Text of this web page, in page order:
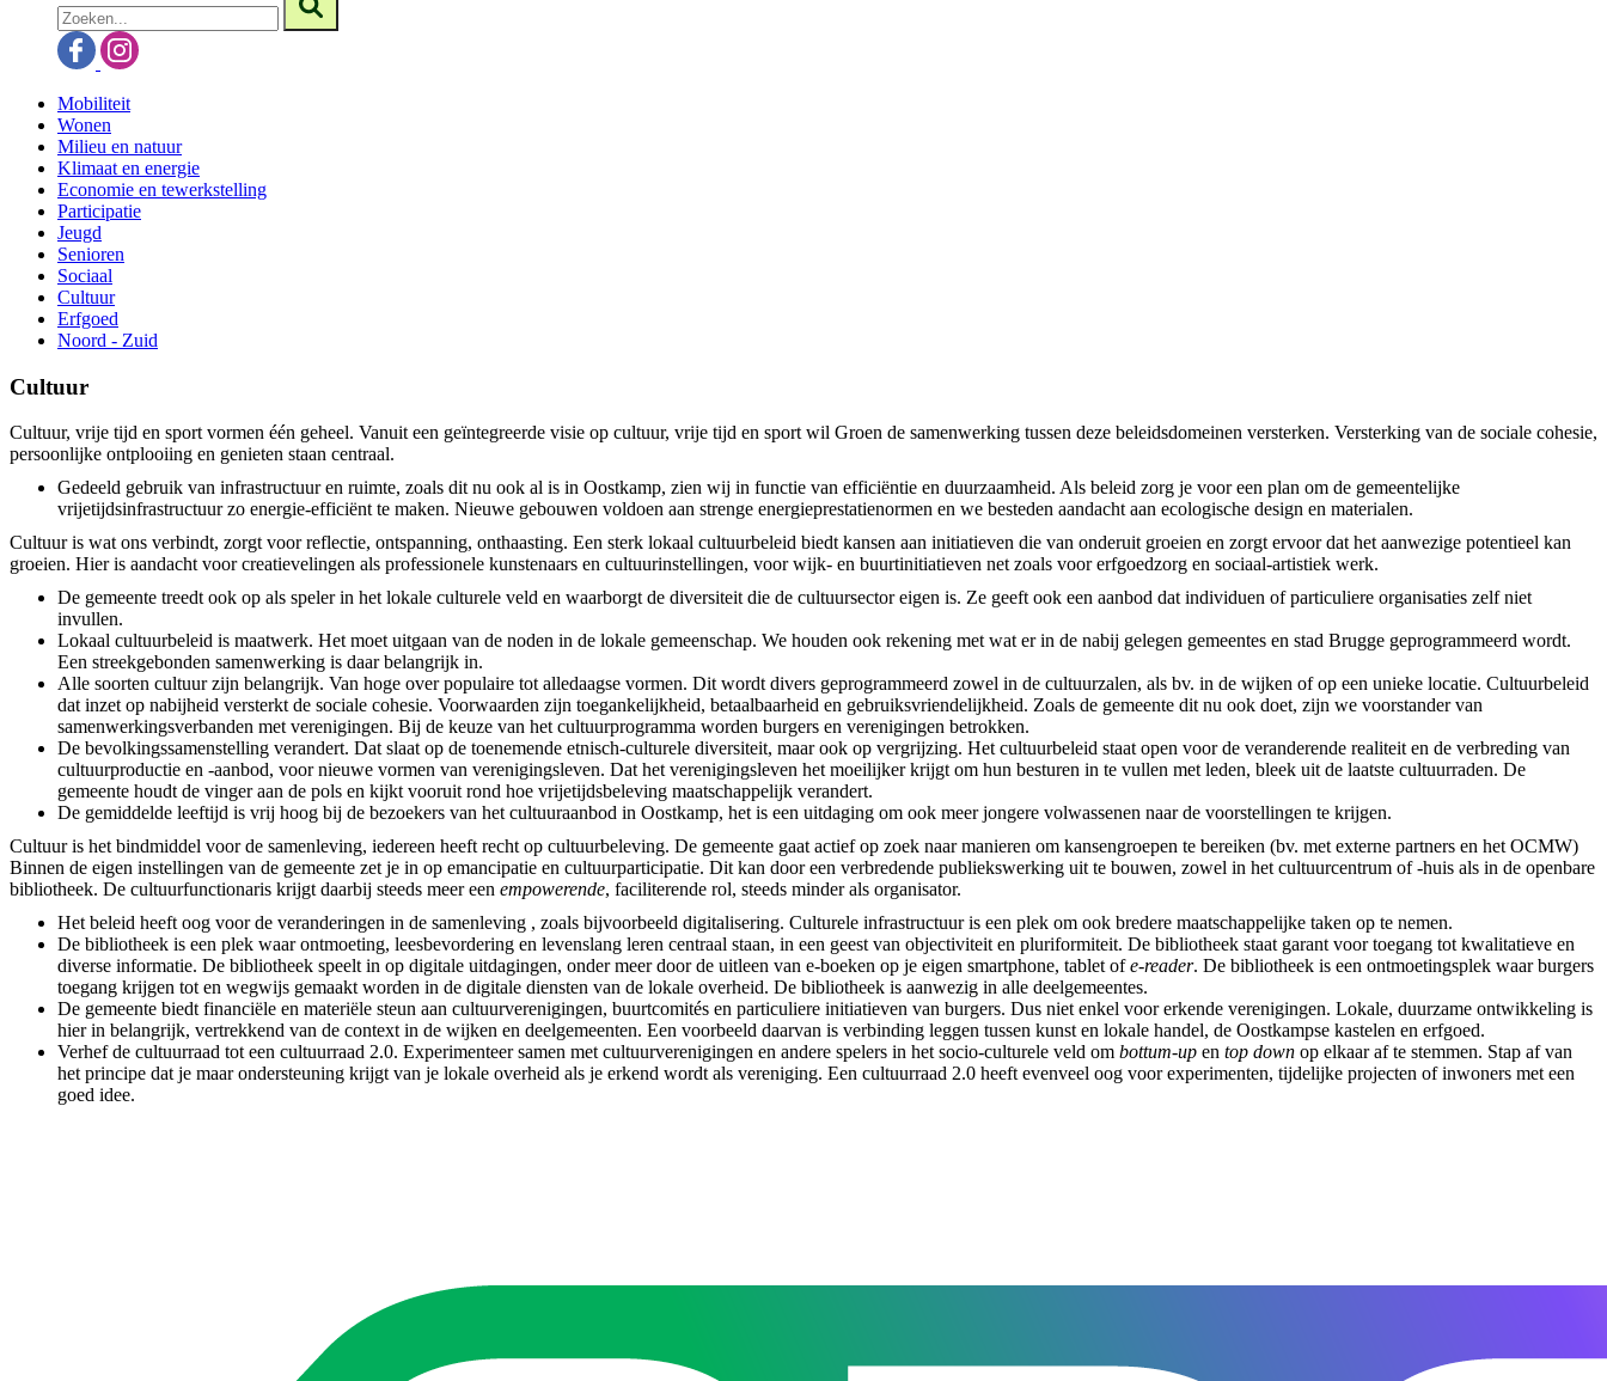
Mobiliteit
Wonen
Milieu en natuur
Klimaat en energie
Economie en tewerkstelling
Participatie
Jeugd
Senioren
Sociaal
Cultuur
Erfgoed
Noord - Zuid
Cultuur
Cultuur, vrije tijd en sport vormen één geheel. Vanuit een geïntegreerde visie op cultuur, vrije tijd en sport wil Groen de samenwerking tussen deze beleidsdomeinen versterken. Versterking van de sociale cohesie,
persoonlijke ontplooiing en genieten staan centraal.
Gedeeld gebruik van infrastructuur en ruimte, zoals dit nu ook al is in Oostkamp, zien wij in functie van efficiëntie en duurzaamheid. Als beleid zorg je voor een plan om de gemeentelijke
vrijetijdsinfrastructuur zo energie-efficiënt te maken. Nieuwe gebouwen voldoen aan strenge energieprestatienormen en we besteden aandacht aan ecologische design en materialen.
Cultuur is wat ons verbindt, zorgt voor reflectie, ontspanning, onthaasting. Een sterk lokaal cultuurbeleid biedt kansen aan initiatieven die van onderuit groeien en zorgt ervoor dat het aanwezige potentieel kan
groeien. Hier is aandacht voor creatievelingen als professionele kunstenaars en cultuurinstellingen, voor wijk- en buurtinitiatieven net zoals voor erfgoedzorg en sociaal-artistiek werk.
De gemeente treedt ook op als speler in het lokale culturele veld en waarborgt de diversiteit die de cultuursector eigen is. Ze geeft ook een aanbod dat individuen of particuliere organisaties zelf niet
invullen.
Lokaal cultuurbeleid is maatwerk. Het moet uitgaan van de noden in de lokale gemeenschap. We houden ook rekening met wat er in de nabij gelegen gemeentes en stad Brugge geprogrammeerd wordt.
Een streekgebonden samenwerking is daar belangrijk in.
Alle soorten cultuur zijn belangrijk. Van hoge over populaire tot alledaagse vormen. Dit wordt divers geprogrammeerd zowel in de cultuurzalen, als bv. in de wijken of op een unieke locatie. Cultuurbeleid
dat inzet op nabijheid versterkt de sociale cohesie. Voorwaarden zijn toegankelijkheid, betaalbaarheid en gebruiksvriendelijkheid. Zoals de gemeente dit nu ook doet, zijn we voorstander van
samenwerkingsverbanden met verenigingen. Bij de keuze van het cultuurprogramma worden burgers en verenigingen betrokken.
De bevolkingssamenstelling verandert. Dat slaat op de toenemende etnisch-culturele diversiteit, maar ook op vergrijzing. Het cultuurbeleid staat open voor de veranderende realiteit en de verbreding van
cultuurproductie en -aanbod, voor nieuwe vormen van verenigingsleven. Dat het verenigingsleven het moeilijker krijgt om hun besturen in te vullen met leden, bleek uit de laatste cultuurraden. De
gemeente houdt de vinger aan de pols en kijkt vooruit rond hoe vrijetijdsbeleving maatschappelijk verandert.
De gemiddelde leeftijd is vrij hoog bij de bezoekers van het cultuuraanbod in Oostkamp, het is een uitdaging om ook meer jongere volwassenen naar de voorstellingen te krijgen.
Cultuur is het bindmiddel voor de samenleving, iedereen heeft recht op cultuurbeleving. De gemeente gaat actief op zoek naar manieren om kansengroepen te bereiken (bv. met externe partners en het OCMW)
Binnen de eigen instellingen van de gemeente zet je in op emancipatie en cultuurparticipatie. Dit kan door een verbredende publiekswerking uit te bouwen, zowel in het cultuurcentrum of -huis als in de openbare
bibliotheek. De cultuurfunctionaris krijgt daarbij steeds meer een empowerende, faciliterende rol, steeds minder als organisator.
Het beleid heeft oog voor de veranderingen in de samenleving , zoals bijvoorbeeld digitalisering. Culturele infrastructuur is een plek om ook bredere maatschappelijke taken op te nemen.
De bibliotheek is een plek waar ontmoeting, leesbevordering en levenslang leren centraal staan, in een geest van objectiviteit en pluriformiteit. De bibliotheek staat garant voor toegang tot kwalitatieve en
diverse informatie. De bibliotheek speelt in op digitale uitdagingen, onder meer door de uitleen van e-boeken op je eigen smartphone, tablet ofe-reader. De bibliotheek is een ontmoetingsplek waar burgers
toegang krijgen tot en wegwijs gemaakt worden in de digitale diensten van de lokale overheid. De bibliotheek is aanwezig in alle deelgemeentes.
De gemeente biedt financiële en materiële steun aan cultuurverenigingen, buurtcomités en particuliere initiatieven van burgers. Dus niet enkel voor erkende verenigingen. Lokale, duurzame ontwikkeling is
hier in belangrijk, vertrekkend van de context in de wijken en deelgemeenten. Een voorbeeld daarvan is verbinding leggen tussen kunst en lokale handel, de Oostkampse kastelen en erfgoed.
Verhef de cultuurraad tot een cultuurraad 2.0. Experimenteer samen met cultuurverenigingen en andere spelers in het socio-culturele veld om bottum-up en top down op elkaar af te stemmen. Stap af van
het principe dat je maar ondersteuning krijgt van je lokale overheid als je erkend wordt als vereniging. Een cultuurraad 2.0 heeft evenveel oog voor experimenten, tijdelijke projecten of inwoners met een
goed idee.